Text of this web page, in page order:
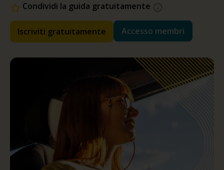
Condividi la guida gratuitamente
Iscriviti gratuitamente Accesso membri